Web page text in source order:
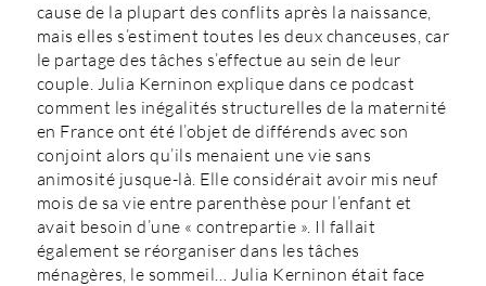
cause de la plupart des conflits après la naissance,
mais elles s’estiment toutes les deux chanceuses, car
le partage des tâches s’effectue au sein de leur
couple. Julia Kerninon explique dans ce podcast
comment les inégalités structurelles de la maternité
en France ont été l’objet de différends avec son
conjoint alors qu’ils menaient une vie sans
animosité jusque-là. Elle considérait avoir mis neuf
mois de sa vie entre parenthèse pour l’enfant et
avait besoin d’une « contrepartie ». Il fallait
également se réorganiser dans les tâches
ménagères, le sommeil… Julia Kerninon était face